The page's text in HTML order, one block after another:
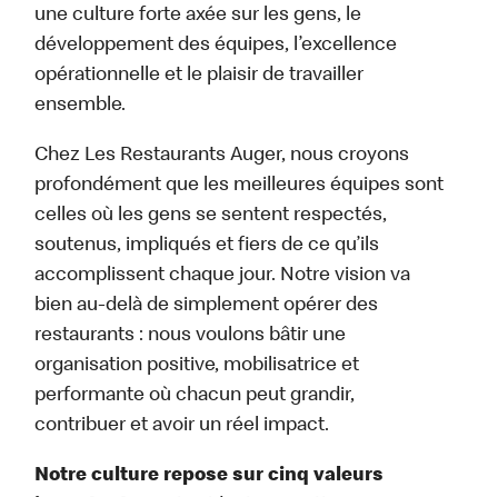
une culture forte axée sur les gens, le
développement des équipes, l’excellence
opérationnelle et le plaisir de travailler
ensemble.
Chez Les Restaurants Auger, nous croyons
profondément que les meilleures équipes sont
celles où les gens se sentent respectés,
soutenus, impliqués et fiers de ce qu’ils
accomplissent chaque jour. Notre vision va
bien au-delà de simplement opérer des
restaurants : nous voulons bâtir une
organisation positive, mobilisatrice et
performante où chacun peut grandir,
contribuer et avoir un réel impact.
Notre culture repose sur cinq valeurs